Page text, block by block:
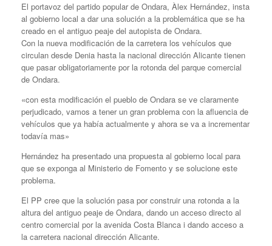
El portavoz del partido popular de Ondara, Àlex Hernández, insta
al gobierno local a dar una solución a la problemática que se ha
creado en el antiguo peaje del autopista de Ondara.
Con la nueva modificación de la carretera los vehículos que
circulan desde Denia hasta la nacional dirección Alicante tienen
que pasar obligatoriamente por la rotonda del parque comercial
de Ondara.
«con esta modificación el pueblo de Ondara se ve claramente
perjudicado, vamos a tener un gran problema con la afluencia de
vehículos que ya había actualmente y ahora se va a incrementar
todavía mas»
Hernández ha presentado una propuesta al gobierno local para
que se exponga al Ministerio de Fomento y se solucione este
problema.
El PP cree que la solución pasa por construir una rotonda a la
altura del antiguo peaje de Ondara, dando un acceso directo al
centro comercial por la avenida Costa Blanca i dando acceso a
la carretera nacional dirección Alicante.